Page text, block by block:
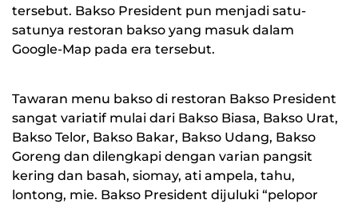
tersebut. Bakso President pun menjadi satu-
satunya restoran bakso yang masuk dalam
Google-Map pada era tersebut.
Tawaran menu bakso di restoran Bakso President
sangat variatif mulai dari Bakso Biasa, Bakso Urat,
Bakso Telor, Bakso Bakar, Bakso Udang, Bakso
Goreng dan dilengkapi dengan varian pangsit
kering dan basah, siomay, ati ampela, tahu,
lontong, mie. Bakso President dijuluki “pelopor